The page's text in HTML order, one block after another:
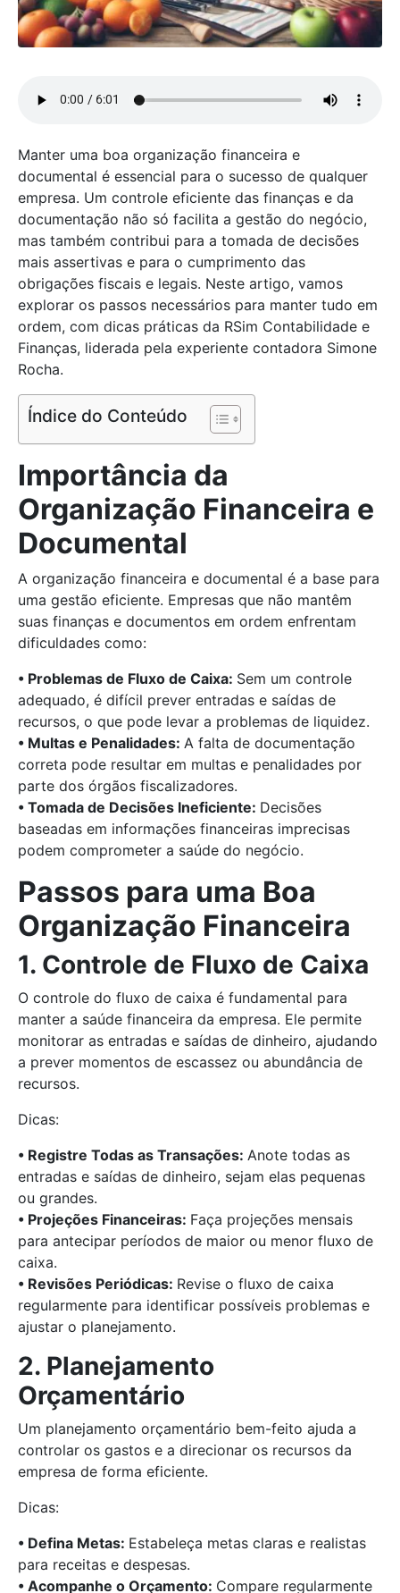
Manter uma boa organização financeira e
documental é essencial para o sucesso de qualquer
empresa. Um controle eficiente das finanças e da
documentação não só facilita a gestão do negócio,
mas também contribui para a tomada de decisões
mais assertivas e para o cumprimento das
obrigações fiscais e legais. Neste artigo, vamos
explorar os passos necessários para manter tudo em
ordem, com dicas práticas da RSim Contabilidade e
Finanças, liderada pela experiente contadora Simone
Rocha.
Índice do Conteúdo
Importância da
Organização Financeira e
Documental
A organização financeira e documental é a base para
uma gestão eficiente. Empresas que não mantêm
suas finanças e documentos em ordem enfrentam
dificuldades como:
• Problemas de Fluxo de Caixa: Sem um controle
adequado, é difícil prever entradas e saídas de
recursos, o que pode levar a problemas de liquidez.
• Multas e Penalidades: A falta de documentação
correta pode resultar em multas e penalidades por
parte dos órgãos fiscalizadores.
• Tomada de Decisões Ineficiente: Decisões
baseadas em informações financeiras imprecisas
podem comprometer a saúde do negócio.
Passos para uma Boa
Organização Financeira
1. Controle de Fluxo de Caixa
O controle do fluxo de caixa é fundamental para
manter a saúde financeira da empresa. Ele permite
monitorar as entradas e saídas de dinheiro, ajudando
a prever momentos de escassez ou abundância de
recursos.
Dicas:
• Registre Todas as Transações: Anote todas as
entradas e saídas de dinheiro, sejam elas pequenas
ou grandes.
• Projeções Financeiras: Faça projeções mensais
para antecipar períodos de maior ou menor fluxo de
caixa.
• Revisões Periódicas: Revise o fluxo de caixa
regularmente para identificar possíveis problemas e
ajustar o planejamento.
2. Planejamento
Orçamentário
Um planejamento orçamentário bem-feito ajuda a
controlar os gastos e a direcionar os recursos da
empresa de forma eficiente.
Dicas:
• Defina Metas: Estabeleça metas claras e realistas
para receitas e despesas.
• Acompanhe o Orçamento: Compare regularmente